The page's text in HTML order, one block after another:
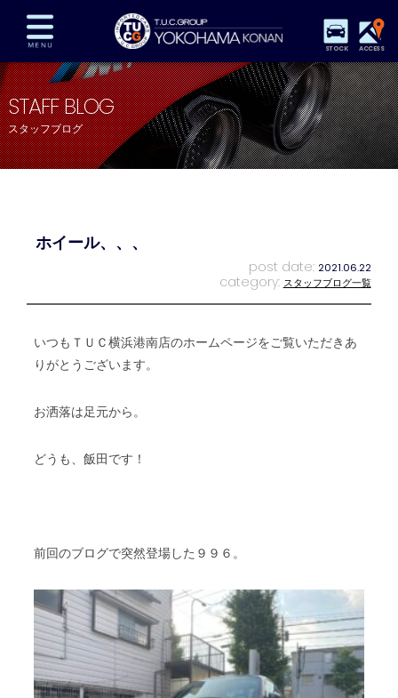
STOCK ACCESS
在庫車両情報 保証&サービス パーツリスト
TUCとは？ 店舗情報 アクセスマップ
全国納車 特別作業 注文販売
STAFF BLOG
スタッフブログ
ホイール、、、
post date: 2021.06.22
category: スタッフブログ一覧
いつもＴＵＣ横浜港南店のホームページをご覧いただきあ
りがとうございます。
お洒落は足元から。
どうも、飯田です！
前回のブログで突然登場した９９６。